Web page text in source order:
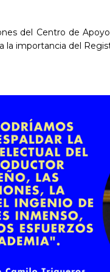
del Centro de
importancia del